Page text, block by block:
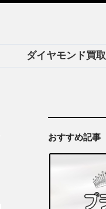
ダイヤモンド買取
おすすめ記事